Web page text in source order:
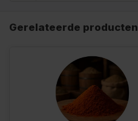
Gerelateerde producten